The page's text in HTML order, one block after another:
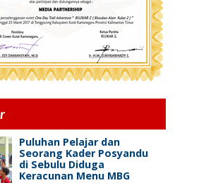
Puluhan Pelajar dan
Seorang Kader Posyandu
di Sebulu Diduga
Keracunan Menu MBG